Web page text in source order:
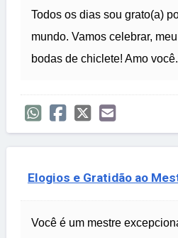
Todos os dias sou grato(a)
mundo. Vamos celebrar,
bodas de chiclete! Amo você.
Elogios e Gratidão ao
Você é um mestre